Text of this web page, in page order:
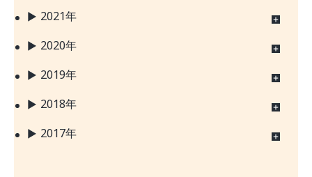
2021年
2020年
2019年
2018年
2017年